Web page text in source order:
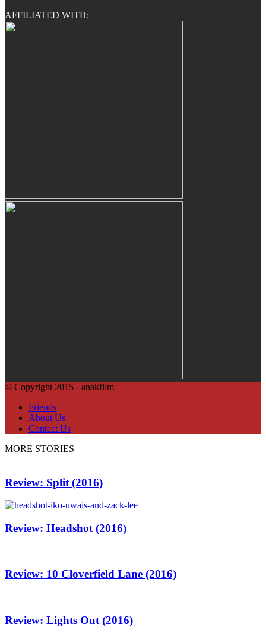
AFFILIATED WITH:
© Copyright 2015 - anakfilm
Friends
About Us
Contact Us
MORE STORIES
Review: Split (2016)
Review: Headshot (2016)
Review: 10 Cloverfield Lane (2016)
Review: Lights Out (2016)